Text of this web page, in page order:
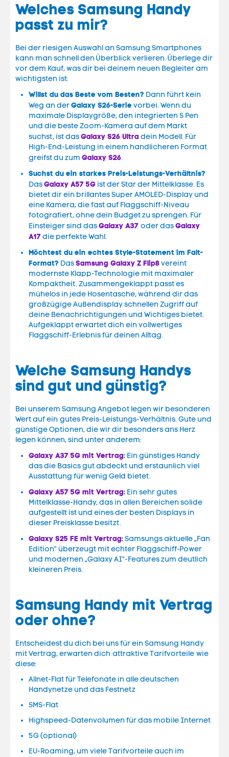
Welches Samsung Handy
passt zu mir?
Bei der riesigen Auswahl an Samsung Smartphones
kann man schnell den Überblick verlieren. Überlege dir
vor dem Kauf, was dir bei deinem neuen Begleiter am
wichtigsten ist:
Willst du das Beste vom Besten? Dann führt kein
Weg an derGalaxy S26-Serie vorbei. Wenn du
maximale Displaygröße, den integrierten S Pen
und die beste Zoom-Kamera auf dem Markt
suchst, ist dasGalaxy S26 Ultra dein Modell. Für
High-End-Leistung in einem handlicheren Format
greifst du zum Galaxy S26.
Suchst du ein starkes Preis-Leistungs-Verhältnis?
DasGalaxy A57 5G ist der Star der Mittelklasse. Es
bietet dir ein brillantes Super AMOLED-Display und
eine Kamera, die fast auf Flaggschiff-Niveau
fotografiert, ohne dein Budget zu sprengen. Für
Einsteiger sind dasGalaxy A37 oder dasGalaxy
A17die perfekte Wahl.
Möchtest du ein echtes Style-Statement im Falt-
Format? DasSamsung Galaxy Z Flip8vereint
modernste Klapp-Technologie mit maximaler
Kompaktheit. Zusammengeklappt passt es
mühelos in jede Hosentasche, während dir das
großzügige Außendisplay schnellen Zugriff auf
deine Benachrichtigungen und Wichtiges bietet.
Aufgeklappt erwartet dich ein vollwertiges
Flaggschiff-Erlebnis für deinen Alltag.
Welche Samsung Handys
sind gut und günstig?
Bei unserem Samsung Angebot legen wir besonderen
Wert auf ein gutes Preis-Leistungs-Verhältnis. Gute und
günstige Optionen, die wir dir besonders ans Herz
legen können, sind unter anderem:
Galaxy A37 5G mit Vertrag: Ein günstiges Handy
das die Basics gut abdeckt und erstaunlich viel
Ausstattung für wenig Geld bietet.
Galaxy A57 5G mit Vertrag: Ein sehr gutes
Mittelklasse-Handy, das in allen Bereichen solide
aufgestellt ist und eines der besten Displays in
dieser Preisklasse besitzt.
Galaxy S25 FE mit Vertrag:Samsungs aktuelle „Fan
Edition“ überzeugt mit echter Flaggschiff-Power
und modernen „Galaxy AI“-Features zum deutlich
kleineren Preis.
Samsung Handy mit Vertrag
oder ohne?
Entscheidest du dich bei uns für ein Samsung Handy
mit Vertrag, erwarten dich attraktive Tarifvorteile wie
diese:
Allnet-Flat für Telefonate in alle deutschen
Handynetze und das Festnetz
SMS-Flat
Highspeed-Datenvolumen für das mobile Internet
5G (optional)
EU-Roaming, um viele Tarifvorteile auch im